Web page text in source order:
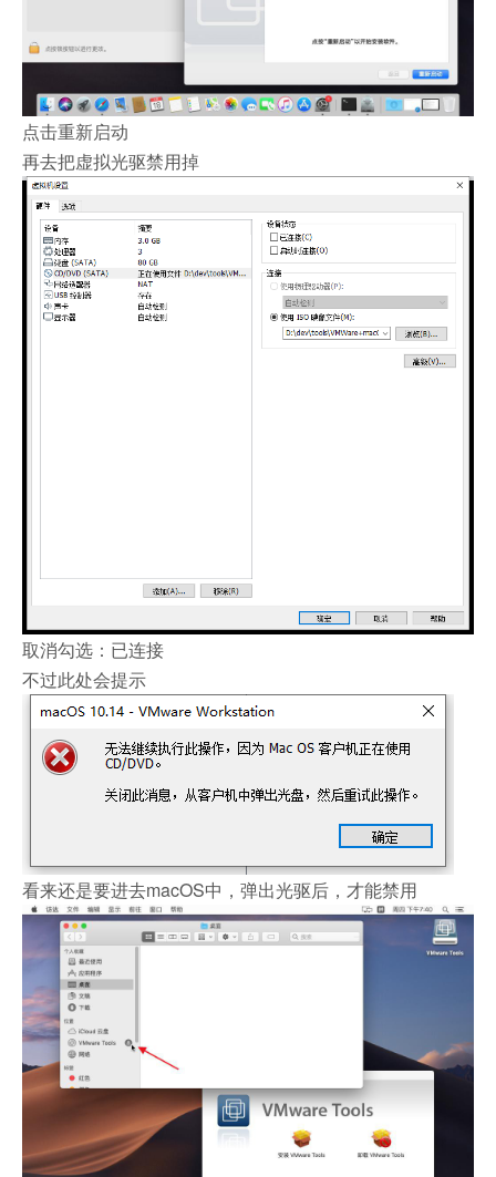
点击重新启动
再去把虚拟光驱禁用掉
取消勾选：已连接
不过此处会提示
看来还是要进去macOS中，弹出光驱后，才能禁用